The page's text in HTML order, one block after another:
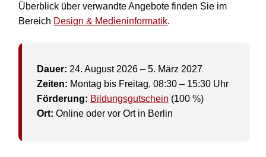
Überblick über verwandte Angebote finden Sie im
Bereich Design & Medieninformatik.
Dauer: 24. August 2026 – 5. März 2027
Zeiten: Montag bis Freitag, 08:30 – 15:30 Uhr
Förderung: Bildungsgutschein (100 %)
Ort: Online oder vor Ort in Berlin